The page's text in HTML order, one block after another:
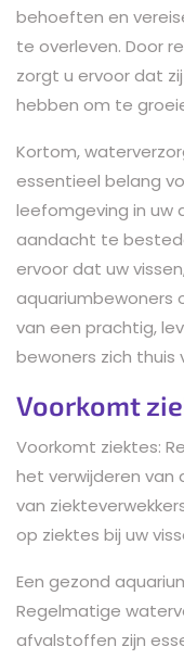
behoeften en
te overleven. Door
zorgt u ervoor dat
hebben om te
Kortom,
essentieel belang
leefomgeving in uw
aandacht te
ervoor dat uw
aquariumbewoners
van een prachtig,
bewoners zich thuis
Voorkomt
Voorkomt ziektes:
het verwijderen van
van
op ziektes bij uw
Een gezond
Regelmatige
afvalstoffen zijn